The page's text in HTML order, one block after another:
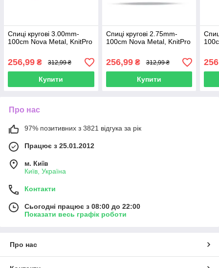
Спиці кругові 3.00mm-
100cm Nova Metal, KnitPro
256,99 ₴ 312,99 ₴
Купити
Спиці кругові 2.75mm-
100cm Nova Metal, KnitPro
256,99₴ 312,99 ₴
Купити
Про нас
97% позитивних з 3821 відгука за рік
Працює з 25.01.2012
м. Київ
Київ, Україна
Контакти
Сьогодні працює з 08:00 до 22:00
Показати весь графік роботи
Про нас